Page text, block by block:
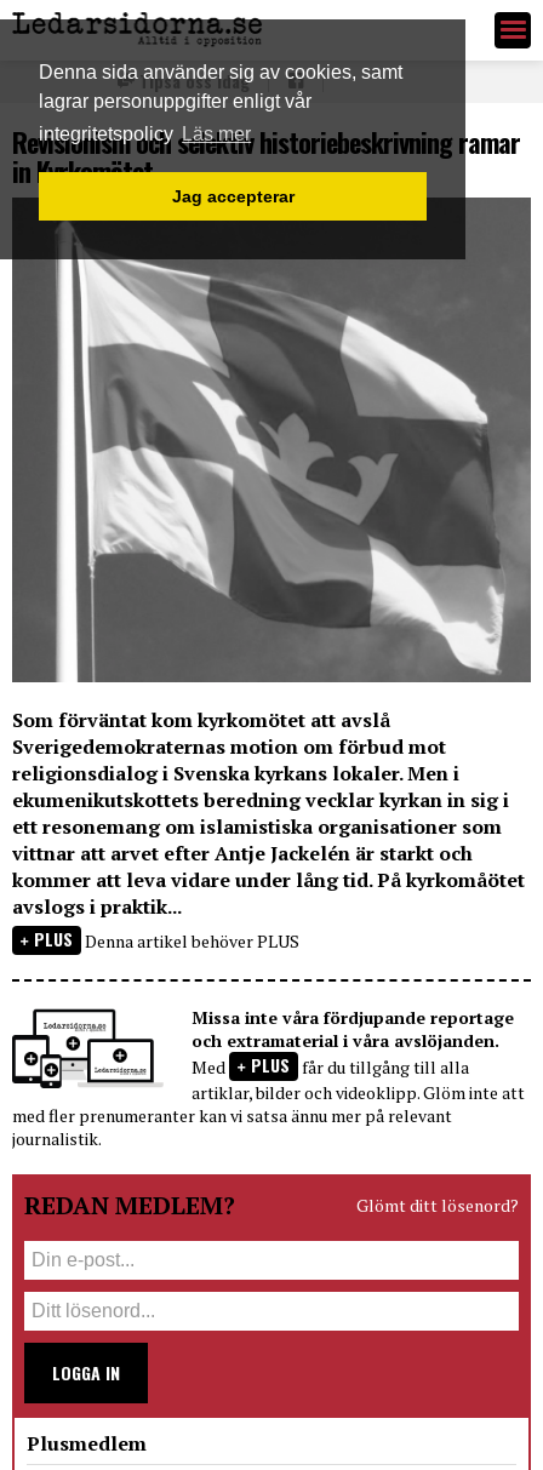
Denna sida använder sig av cookies, samt
lagrar personuppgifter enligt vår
integritetspolicy Läs mer
Jag accepterar
Ledarsidorna.se
Tipsa oss idag
Revisionism och selektiv historiebeskrivning ramar
in Kyrkomötet
Som förväntat kom kyrkomötet att avslå
Sverigedemokraternas motion om förbud mot
religionsdialog i Svenska kyrkans lokaler. Men i
ekumenikutskottets beredning vecklar kyrkan in sig i
ett resonemang om islamistiska organisationer som
vittnar att arvet efter Antje Jackelén är starkt och
kommer att leva vidare under lång tid. På kyrkomåötet
avslogs i praktik...
PLUS Denna artikel behöver PLUS
Missa inte våra fördjupande reportage
och extramaterial i våra avslöjanden.
Med
PLUS får du tillgång till alla
artiklar, bilder och videoklipp. Glöm inte att
med fler prenumeranter kan vi satsa ännu mer på relevant
journalistik.
REDAN MEDLEM? Glömt ditt lösenord?
LOGGA IN
Plusmedlem